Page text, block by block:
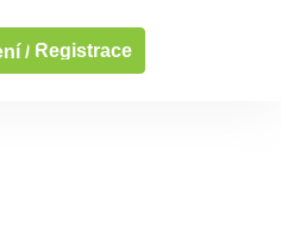
/ Registrace